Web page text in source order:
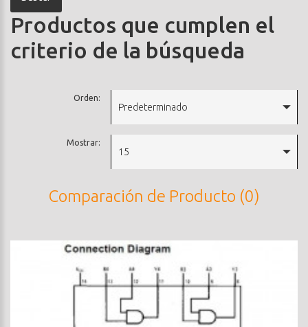
Productos que cumplen el
criterio de la búsqueda
Orden:
Predeterminado
Mostrar:
15
Comparación de Producto (0)